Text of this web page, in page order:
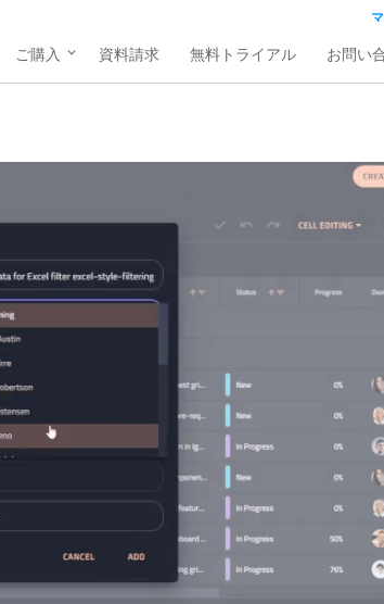
ご購入 資料請求 無料トライアル お問い